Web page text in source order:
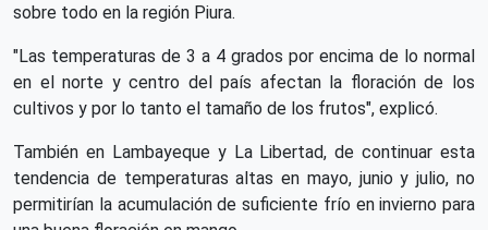
sobre todo en la región Piura.
"Las temperaturas de 3 a 4 grados por encima de lo normal
en el norte y centro del país afectan la floración de los
cultivos y por lo tanto el tamaño de los frutos", explicó.
También en Lambayeque y La Libertad, de continuar esta
tendencia de temperaturas altas en mayo, junio y julio, no
permitirían la acumulación de suficiente frío en invierno para